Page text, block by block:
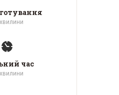
хвилини
час
хвилини